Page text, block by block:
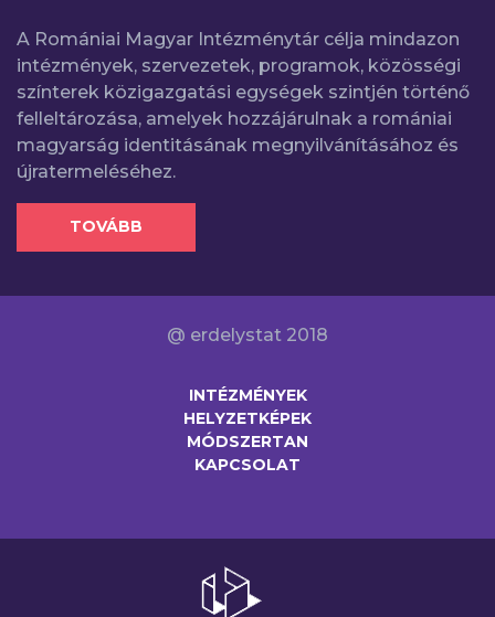
A Romániai Magyar Intézménytár célja mindazon
intézmények, szervezetek, programok, közösségi
színterek közigazgatási egységek szintjén történő
felleltározása, amelyek hozzájárulnak a romániai
magyarság identitásának megnyilvánításához és
újratermeléséhez.
TOVÁBB
@ erdelystat 2018
INTÉZMÉNYEK
HELYZETKÉPEK
MÓDSZERTAN
KAPCSOLAT